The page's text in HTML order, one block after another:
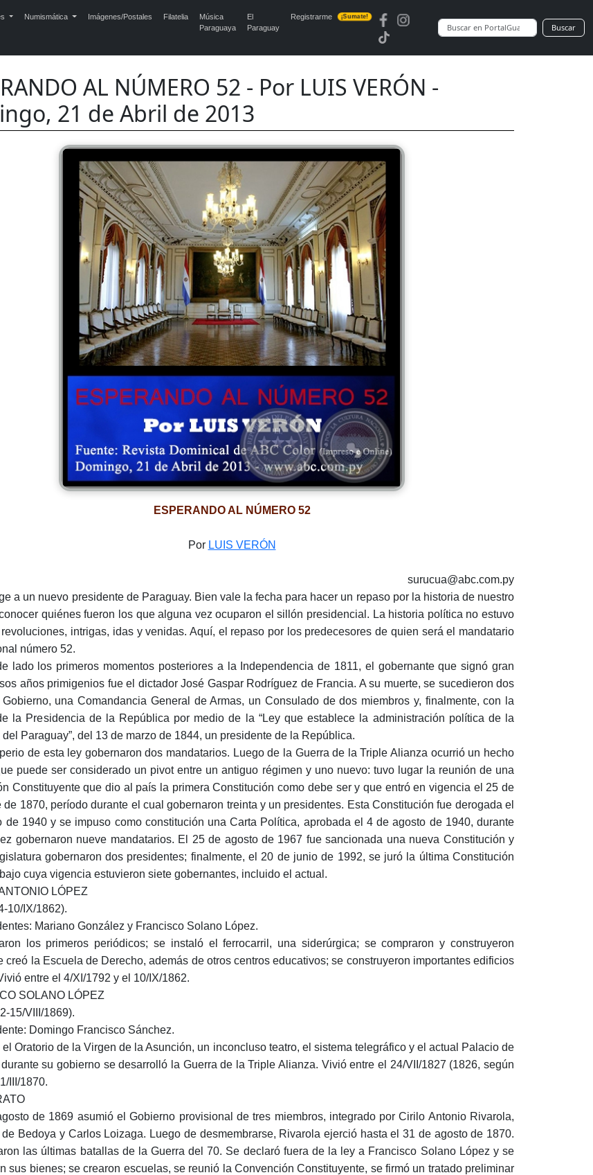
Numismática Imágenes/Postales Filatelia
Música
Paraguaya
El
Paraguay
Registrarme ¡Sumate!
Buscar
AL NÚMERO 52 - Por LUIS VERÓN -
21 de Abril de 2013
ESPERANDO AL NÚMERO 52
Por LUIS VERÓN
surucua@abc.com.py
a un nuevo presidente de Paraguay. Bien vale la fecha para hacer un repaso por la historia de nuestro
quiénes fueron los que alguna vez ocuparon el sillón presidencial. La historia política no estuvo
intrigas, idas y venidas. Aquí, el repaso por los predecesores de quien será el mandatario
número 52.
lado los primeros momentos posteriores a la Independencia de 1811, el gobernante que signó gran
años primigenios fue el dictador José Gaspar Rodríguez de Francia. A su muerte, se sucedieron dos
una Comandancia General de Armas, un Consulado de dos miembros y, finalmente, con la
la Presidencia de la República por medio de la “Ley que establece la administración política de la
Paraguay”, del 13 de marzo de 1844, un presidente de la República.
de esta ley gobernaron dos mandatarios. Luego de la Guerra de la Triple Alianza ocurrió un hecho
puede ser considerado un pivot entre un antiguo régimen y uno nuevo: tuvo lugar la reunión de una
Constituyente que dio al país la primera Constitución como debe ser y que entró en vigencia el 25 de
de 1870, período durante el cual gobernaron treinta y un presidentes. Esta Constitución fue derogada el
de 1940 y se impuso como constitución una Carta Política, aprobada el 4 de agosto de 1940, durante
gobernaron nueve mandatarios. El 25 de agosto de 1967 fue sancionada una nueva Constitución y
gobernaron dos presidentes; finalmente, el 20 de junio de 1992, se juró la última Constitución
cuya vigencia estuvieron siete gobernantes, incluido el actual.
LÓPEZ
10/IX/1862).
Mariano González y Francisco Solano López.
los primeros periódicos; se instaló el ferrocarril, una siderúrgica; se compraron y construyeron
creó la Escuela de Derecho, además de otros centros educativos; se construyeron importantes edificios
entre el 4/XI/1792 y el 10/IX/1862.
SOLANO LÓPEZ
15/VIII/1869).
Domingo Francisco Sánchez.
Oratorio de la Virgen de la Asunción, un inconcluso teatro, el sistema telegráfico y el actual Palacio de
su gobierno se desarrolló la Guerra de la Triple Alianza. Vivió entre el 24/VII/1827 (1826, según
III/1870.
de 1869 asumió el Gobierno provisional de tres miembros, integrado por Cirilo Antonio Rivarola,
Bedoya y Carlos Loizaga. Luego de desmembrarse, Rivarola ejerció hasta el 31 de agosto de 1870.
las últimas batallas de la Guerra del 70. Se declaró fuera de la ley a Francisco Solano López y se
sus bienes; se crearon escuelas, se reunió la Convención Constituyente, se firmó un tratado preliminar